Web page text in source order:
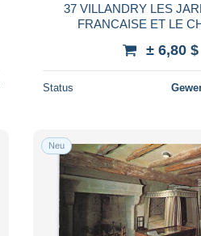
37 VILLANDRY LES
FRANCAISE ET LE
± 6,80 $
Status
Neu